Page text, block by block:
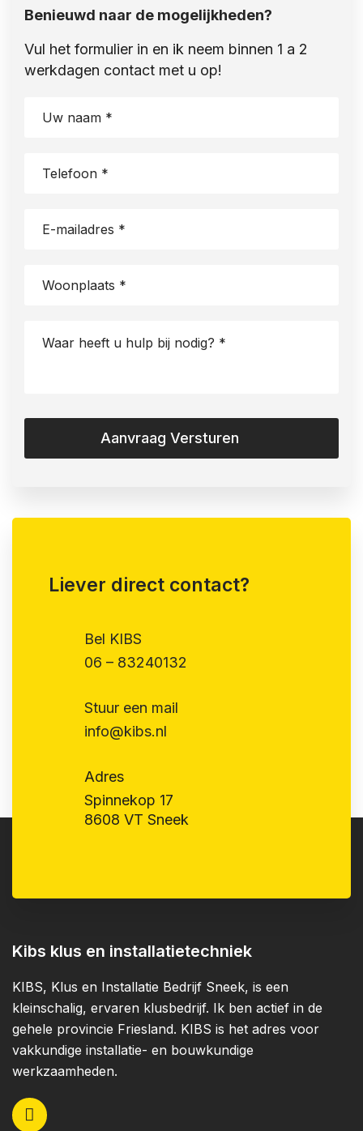
Benieuwd naar de mogelijkheden?
Vul het formulier in en ik neem binnen 1 a 2
werkdagen contact met u op!
name
heeft
bij
*
Liever direct contact?
Bel KIBS
06 – 83240132
Stuur een mail
info@kibs.nl
Adres
Spinnekop 17
8608 VT Sneek
Kibs klus en installatietechniek
KIBS, Klus en Installatie Bedrijf Sneek, is een
kleinschalig, ervaren klusbedrijf. Ik ben actief in de
gehele provincie Friesland. KIBS is het adres voor
vakkundige installatie- en bouwkundige
werkzaamheden.